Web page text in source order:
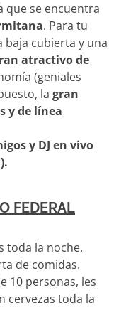
que se encuentra
. Para tu
cubierta y una
atractivo de
(geniales
la gran
y de línea
y DJ en vivo
FEDERAL
toda la noche.
de comidas.
10 personas, les
cervezas toda la